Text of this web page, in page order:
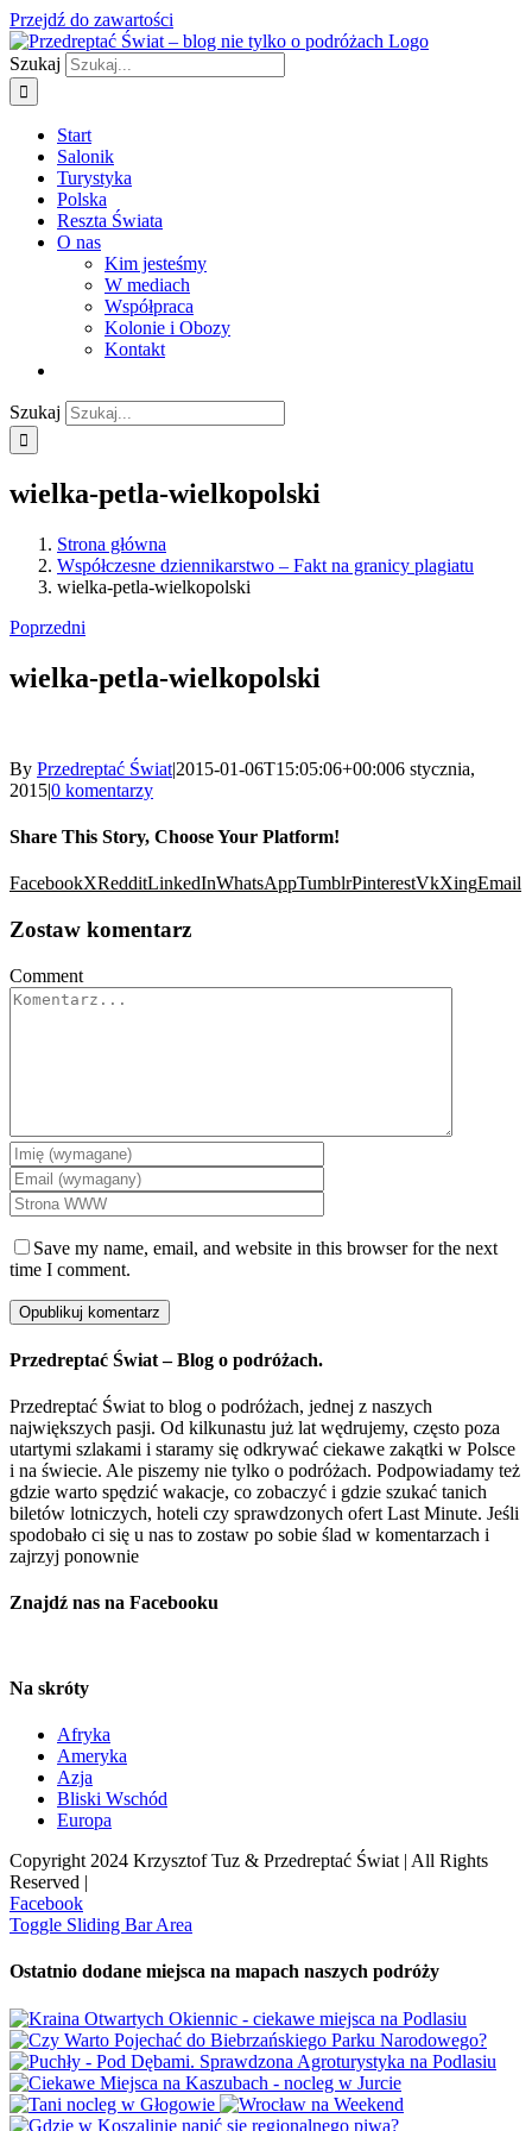
Przejdź do zawartości
Szukaj
Start
Salonik
Turystyka
Polska
Reszta Świata
O nas
Kim jesteśmy
W mediach
Współpraca
Kolonie i Obozy
Kontakt
Szukaj
wielka-petla-wielkopolski
Strona główna
Współczesne dziennikarstwo – Fakt na granicy plagiatu
wielka-petla-wielkopolski
Poprzedni
wielka-petla-wielkopolski
By Przedreptać Świat|2015-01-06T15:05:06+00:006 stycznia,
2015|0 komentarzy
Share This Story, Choose Your Platform!
FacebookXRedditLinkedInWhatsAppTumblrPinterestVkXingEmail
Zostaw komentarz
Comment
Save my name, email, and website in this browser for the next
time I comment.
Przedreptać Świat – Blog o podróżach.
Przedreptać Świat to blog o podróżach, jednej z naszych
największych pasji. Od kilkunastu już lat wędrujemy, często poza
utartymi szlakami i staramy się odkrywać ciekawe zakątki w Polsce
i na świecie. Ale piszemy nie tylko o podróżach. Podpowiadamy też
gdzie warto spędzić wakacje, co zobaczyć i gdzie szukać tanich
biletów lotniczych, hoteli czy sprawdzonych ofert Last Minute. Jeśli
spodobało ci się u nas to zostaw po sobie ślad w komentarzach i
zajrzyj ponownie
Znajdź nas na Facebooku
Na skróty
Afryka
Ameryka
Azja
Bliski Wschód
Europa
Copyright 2024 Krzysztof Tuz & Przedreptać Świat | All Rights
Reserved |
Facebook
Toggle Sliding Bar Area
Ostatnio dodane miejsca na mapach naszych podróży